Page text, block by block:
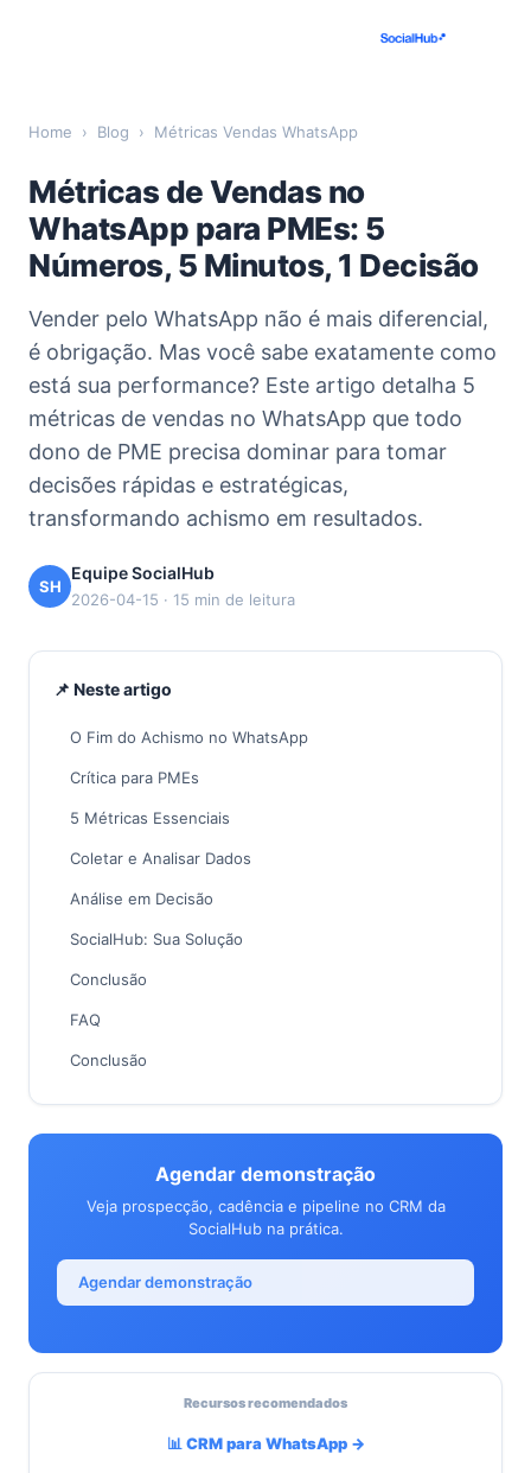
Home › Blog › Métricas Vendas WhatsApp
Métricas de Vendas no
WhatsApp para PMEs: 5
Números, 5 Minutos, 1 Decisão
Vender pelo WhatsApp não é mais diferencial,
é obrigação. Mas você sabe exatamente como
está sua performance? Este artigo detalha 5
métricas de vendas no WhatsApp que todo
dono de PME precisa dominar para tomar
decisões rápidas e estratégicas,
transformando achismo em resultados.
SH
Equipe SocialHub
2026-04-15 · 15 min de leitura
📌 Neste artigo
O Fim do Achismo no WhatsApp
Crítica para PMEs
5 Métricas Essenciais
Coletar e Analisar Dados
Análise em Decisão
SocialHub: Sua Solução
Conclusão
FAQ
Conclusão
Agendar demonstração
Veja prospecção, cadência e pipeline no CRM da
SocialHub na prática.
Agendar demonstração
Recursos recomendados
📊 CRM para WhatsApp →